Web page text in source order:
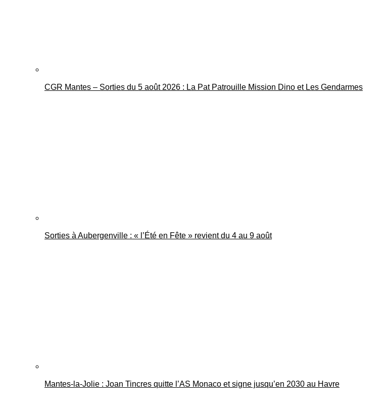
CGR Mantes – Sorties du 5 août 2026 : La Pat Patrouille Mission Dino et Les Gendarmes
Sorties à Aubergenville : « l’Été en Fête » revient du 4 au 9 août
Mantes-la-Jolie : Joan Tincres quitte l’AS Monaco et signe jusqu’en 2030 au Havre